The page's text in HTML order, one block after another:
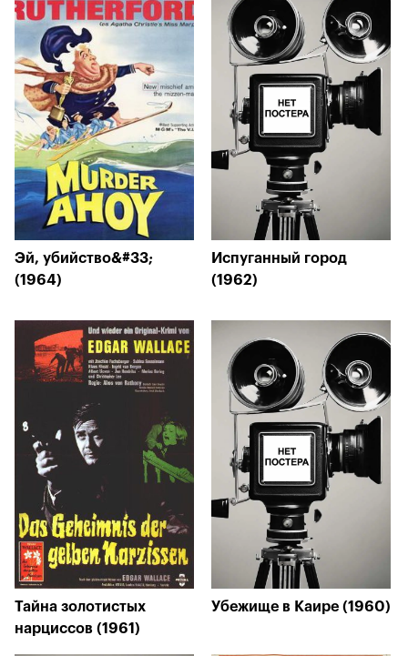
Эй, убийство&#33;
(1964)
Испуганный город
(1962)
Тайна золотистых
нарциссов (1961)
Убежище в Каире (1960)